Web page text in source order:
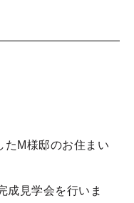
た M様邸のお住まい
成見学会を行いま